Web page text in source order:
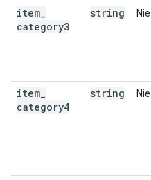
item
category3
string Nie
item
category4
string Nie